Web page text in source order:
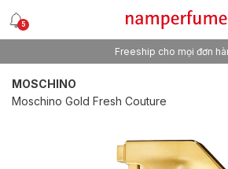
5
Freeship cho mọi đơn
MOSCHINO
Moschino Gold Fresh Couture